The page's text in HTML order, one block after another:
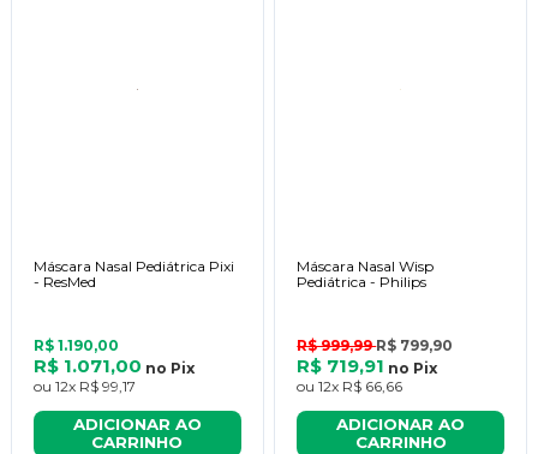
Máscara Nasal Pediátrica Pixi
- ResMed
R$ 1.190,00
R$ 1.071,00 no Pix
ou 12x R$ 99,17
ADICIONAR AO
CARRINHO
Máscara Nasal Wisp
Pediátrica - Philips
R$ 999,99R$ 799,90
R$ 719,91 no Pix
ou 12x R$ 66,66
ADICIONAR AO
CARRINHO